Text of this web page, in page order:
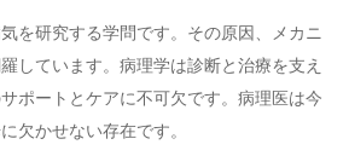
を研究する学問です。その原因、メカニ
しています。病理学は診断と治療を支え
ポートとケアに不可欠です。病理医は今
欠かせない存在です。